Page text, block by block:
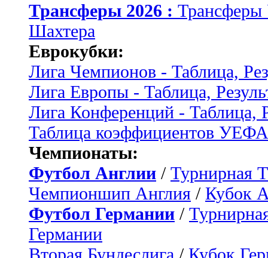
Трансферы 2026 :
Шахтера
Еврокубки:
Лига Чемпионов - Таблица,
Лига Европы - Таблица,
Лига Конференций - Таблица,
Таблица коэффициентов УЕФА
Чемпионаты:
Футбол Англии / Турнирная
Чемпионшип Англия / Кубок
Футбол Германии /
Германии